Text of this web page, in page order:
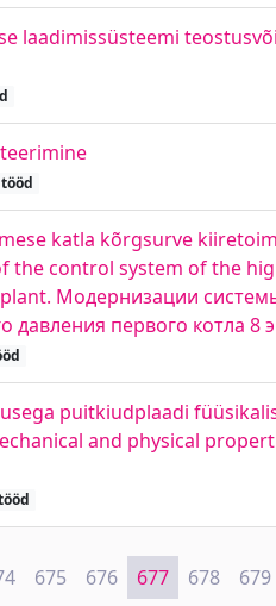
laadimissüsteemi
katla kõrgsurve
the control system of the
Модернизации
давления первого котла 8
puitkiudplaadi
and physical
675 676 677 678 679